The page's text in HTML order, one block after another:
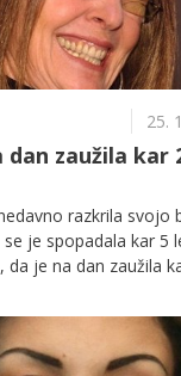
25.
dan zaužila kar
razkrila svojo
je spopadala kar 5
da je na dan zaužila
številne posledice,